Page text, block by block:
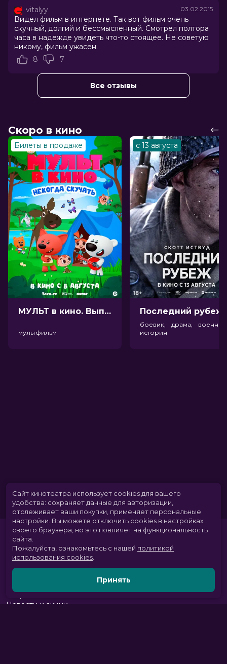
Актеры
Брэдли Купер, Сиенна Миллер, Кайл
Галлнер, Коул Конис, Бен Рид, Элиз
Робертсон, Люк Саншайн, Трой
Винсент, Брэндон Сальгадо, Кейр
О’Доннелл
Продюсеры
Сценаристы
Джейсон Холл, Крис Кайл, Скотт
МакЭвен
биографический, боевик, военный,
Длительность
2 ч 12 мин
В прокате
с 5 марта до 18 марта
vitalyy 03.02.2015
Видел фильм в интернете. Так вот фильм очень
скучный, долгий и бессмысленный. Смотрел полтора
часа в надежде увидеть что-то стоящее. Не советую
никому, фильм ужасен.
8
7
Все отзывы
Скоро в кино
Билеты в продаже
МУЛЬТ в кино. Выпуск №198. Некогда скучать (0+)
мультфильм
с 13 августа
боевик, драма,
история
Скоро в кино
Новости и акции
Сайт кинотеатра использует cookies для вашего
удобства: сохраняет данные для авторизации,
отслеживает ваши покупки, применяет персональные
настройки. Вы можете отключить cookies в настройках
своего браузера, но это повлияет на функциональность
сайта.
Пожалуйста, ознакомьтесь с нашей политикой
использования cookies
Принять